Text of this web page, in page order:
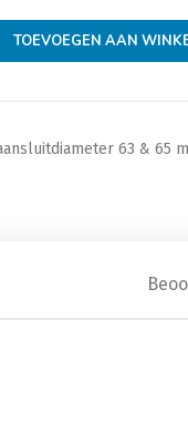
520x197x90mm -
TOEVOEGEN AAN
63 & 65